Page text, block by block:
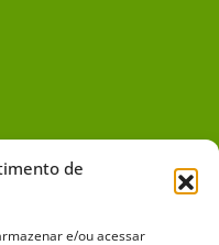
de
e/ou acessar